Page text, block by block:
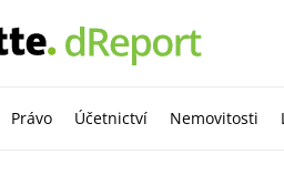
Právo Účetnictví Nemovitosti